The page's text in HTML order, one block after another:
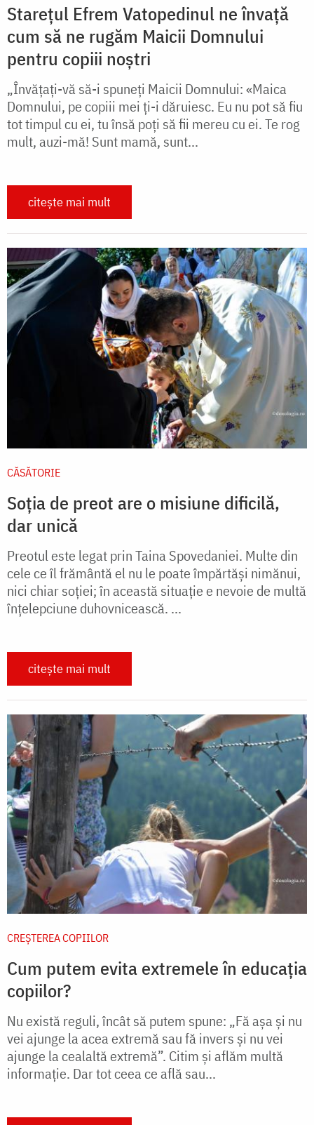
Starețul Efrem Vatopedinul ne învață
cum să ne rugăm Maicii Domnului
pentru copiii noștri
„Învățați-vă să-i spuneți Maicii Domnului: «Maica
Domnului, pe copiii mei ți-i dăruiesc. Eu nu pot să fiu
tot timpul cu ei, tu însă poți să fii mereu cu ei. Te rog
mult, auzi-mă! Sunt mamă, sunt...
citește mai mult
CĂSĂTORIE
Soția de preot are o misiune dificilă,
dar unică
Preotul este legat prin Taina Spovedaniei. Multe din
cele ce îl frământă el nu le poate împărtăşi nimănui,
nici chiar soţiei; în această situaţie e nevoie de multă
înţelepciune duhovnicească. ...
citește mai mult
CREŞTEREA COPIILOR
Cum putem evita extremele în educația
copiilor?
Nu există reguli, încât să putem spune: „Fă așa și nu
vei ajunge la acea extremă sau fă invers și nu vei
ajunge la cealaltă extremă”. Citim și aflăm multă
informație. Dar tot ceea ce află sau...